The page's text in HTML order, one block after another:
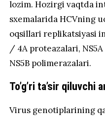
lozim. Hozirgi vaqtda
sxemalarida HCVning
oqsillari replikatsiyasi
/ 4A proteazalari,
NS5B polimerazalari.
To’g’ri ta’sir
Virus genotiplarining